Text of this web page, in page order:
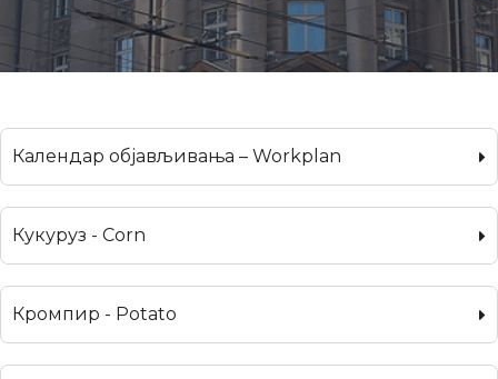
Календар објављивања – Workplan
Кукуруз - Corn
Кромпир - Potato